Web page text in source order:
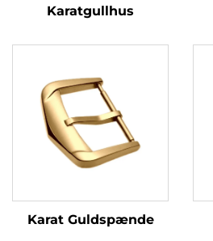
Karatgullhus
Karat Guldspænde